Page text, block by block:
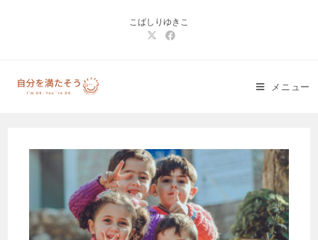
こばしりゆきこ
メニュー